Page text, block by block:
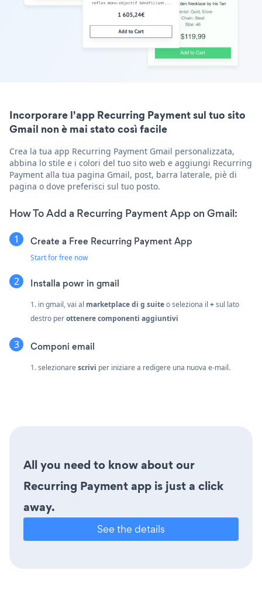
Incorporare l'app Recurring Payment sul tuo sito
Gmail non è mai stato così facile
Crea la tua app Recurring Payment Gmail personalizzata,
abbina lo stile e i colori del tuo sito web e aggiungi Recurring
Payment alla tua pagina Gmail, post, barra laterale, piè di
pagina o dove preferisci sul tuo posto.
How To Add a Recurring Payment App on Gmail:
Create a Free Recurring Payment App
Start for free now
Installa powr in gmail
1. in gmail, vai al marketplace di g suiteo seleziona il +sul lato
destro perottenere componenti aggiuntivi
Componi email
1. selezionarescrivi per iniziare a redigere una nuova e-mail.
All you need to know about our
Recurring Payment app is just a click
away.
See the details